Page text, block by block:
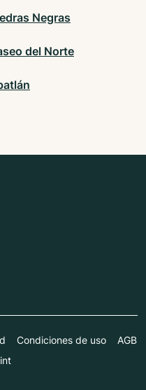
Negras
del Norte
Condiciones de uso
AGB